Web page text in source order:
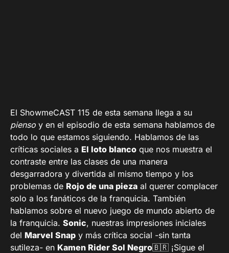
El ShowmeCAST 115 de esta semana llega a su
pienso y en el episodio de esta semana hablamos de
todo lo que estamos siguiendo. Hablamos de las
críticas sociales a El loto blanco que nos muestra el
contraste entre las clases de una manera
desgarradora y divertida al mismo tiempo y los
problemas de Rojo de una pieza al querer complacer
solo a los fanáticos de la franquicia. También
hablamos sobre el nuevo juego de mundo abierto de
la franquicia. Sonic, nuestras impresiones iniciales
del Marvel Snap y más crítica social -sin tanta
sutileza- en Kamen Rider Sol Negro🇧🇷 ¡Sigue el